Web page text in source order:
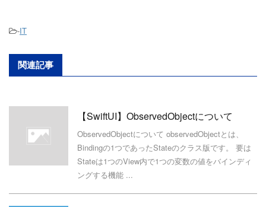
-IT
関連記事
【SwiftUI】ObservedObjectについて
ObservedObjectについて observedObjectとは、
Bindingの1つであったStateのクラス版です。 要は
Stateは1つのView内で1つの変数の値をバインディ
ングする機能 ...